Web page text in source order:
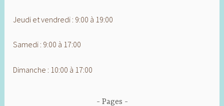
Jeudi et vendredi : 9:00 à 19:00
Samedi : 9:00 à 17:00
Dimanche : 10:00 à 17:00
Pages